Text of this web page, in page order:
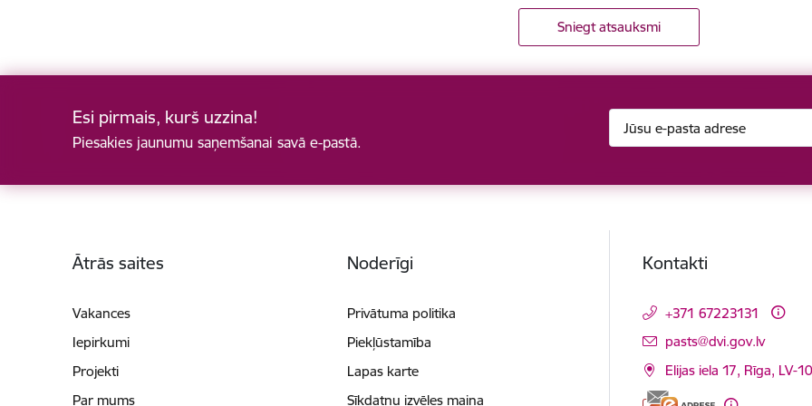
Sniegt atsauksmi
Esi pirmais, kurš uzzina!
Piesakies jaunumu saņemšanai savā e-pastā.
Ātrās saites
Vakances
Iepirkumi
Projekti
Par mums
Noderīgi
Privātuma politika
Piekļūstamība
Lapas karte
Sīkdatņu izvēles maiņa
Kontakti
+371 67223131
E-pasts:
pasts@dvi.gov.lv
Elijas iela 17, Rīga, LV-